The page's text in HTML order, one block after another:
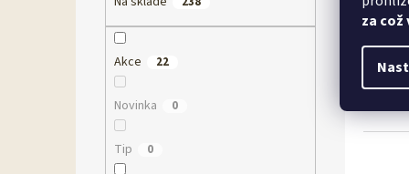
za což
Akce 22
Novinka 0
Tip 0
242,77